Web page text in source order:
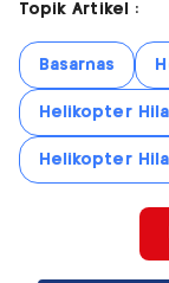
Topik Artikel :
Basarnas
Helikopter
Helikopter